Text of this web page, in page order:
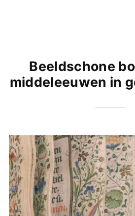
Beeldschone
middeleeuwen in